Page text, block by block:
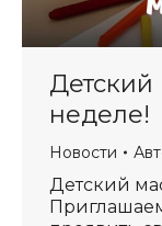
Детский
неделе!
Новости
Детский